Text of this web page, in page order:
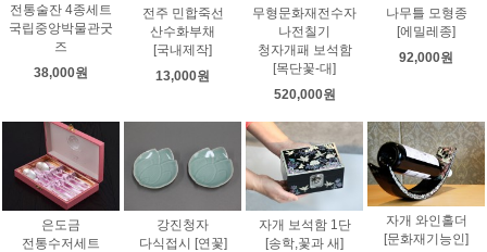
전통술잔 4종세트
국립중앙박물관굿
즈
38,000원
전주 민합죽선
산수화부채
[국내제작]
13,000원
무형문화재전수자
나전칠기
청자개패 보석함
[목단꽃-대]
520,000원
나무틀 모형종
[에밀레종]
92,000원
은도금
전통수저세트
강진청자
다식접시 [연꽃]
자개 보석함 1단
[송학,꽃과 새]
자개 와인홀더
[문화재기능인]